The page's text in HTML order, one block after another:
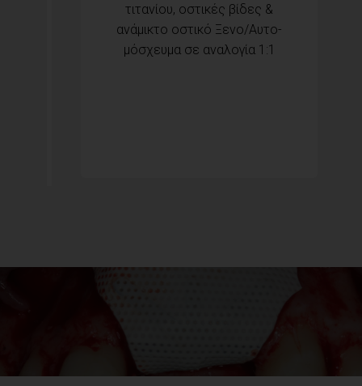
τιτανίου, οστικές βίδες &
ανάμικτο οστικό Ξενο/Αυτο-
μόσχευμα σε αναλογία 1:1